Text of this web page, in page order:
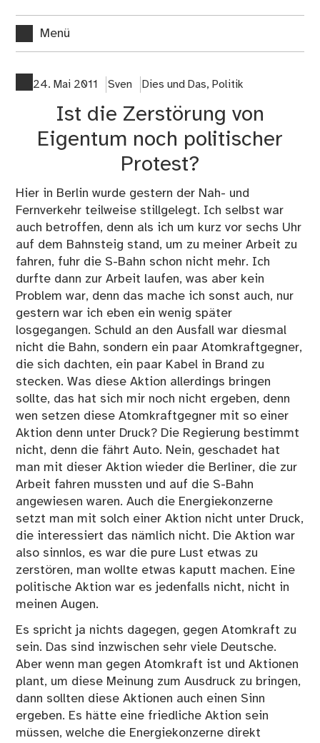
Menü
24. Mai 2011 Sven Dies und Das, Politik
Ist die Zerstörung von
Eigentum noch politischer
Protest?
Hier in Berlin wurde gestern der Nah- und
Fernverkehr teilweise stillgelegt. Ich selbst war
auch betroffen, denn als ich um kurz vor sechs Uhr
auf dem Bahnsteig stand, um zu meiner Arbeit zu
fahren, fuhr die S-Bahn schon nicht mehr. Ich
durfte dann zur Arbeit laufen, was aber kein
Problem war, denn das mache ich sonst auch, nur
gestern war ich eben ein wenig später
losgegangen. Schuld an den Ausfall war diesmal
nicht die Bahn, sondern ein paar Atomkraftgegner,
die sich dachten, ein paar Kabel in Brand zu
stecken. Was diese Aktion allerdings bringen
sollte, das hat sich mir noch nicht ergeben, denn
wen setzen diese Atomkraftgegner mit so einer
Aktion denn unter Druck? Die Regierung bestimmt
nicht, denn die fährt Auto. Nein, geschadet hat
man mit dieser Aktion wieder die Berliner, die zur
Arbeit fahren mussten und auf die S-Bahn
angewiesen waren. Auch die Energiekonzerne
setzt man mit solch einer Aktion nicht unter Druck,
die interessiert das nämlich nicht. Die Aktion war
also sinnlos, es war die pure Lust etwas zu
zerstören, man wollte etwas kaputt machen. Eine
politische Aktion war es jedenfalls nicht, nicht in
meinen Augen.
Es spricht ja nichts dagegen, gegen Atomkraft zu
sein. Das sind inzwischen sehr viele Deutsche.
Aber wenn man gegen Atomkraft ist und Aktionen
plant, um diese Meinung zum Ausdruck zu bringen,
dann sollten diese Aktionen auch einen Sinn
ergeben. Es hätte eine friedliche Aktion sein
müssen, welche die Energiekonzerne direkt